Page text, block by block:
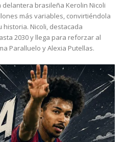
delantera brasileña Kerolin Nicoli
más variables, convirtiéndola
Nicoli, destacada
2030 y llega para reforzar al
Paralluelo y Alexia Putellas.